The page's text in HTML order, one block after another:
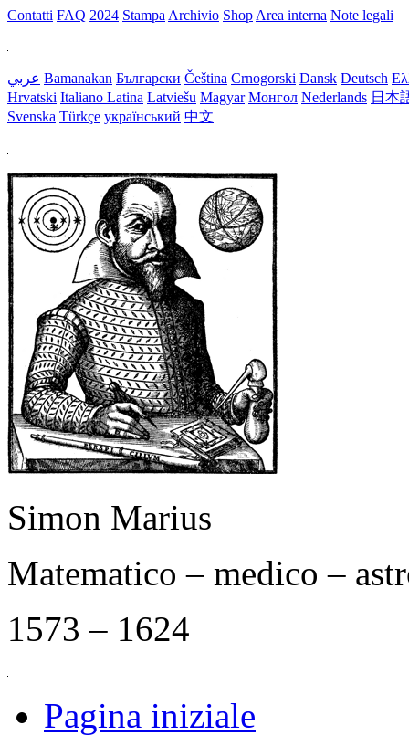
Contatti FAQ 2024 Stampa Archivio Shop Area interna Note legali
عربي Bamanakan Български Čeština Crnogorski Dansk Deutsch
Hrvatski Italiano Latina Latviešu Magyar Монгол Nederlands 日本
Svenska Türkçe український 中文
Simon Marius
Matematico – medico –
1573 – 1624
Pagina iniziale